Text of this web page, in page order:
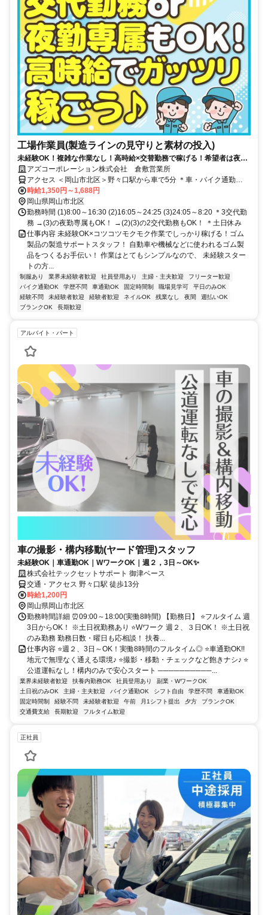
工場作業員(製造ラインの見守りと素材の投入)
未経験OK！複雑な作業なし！高時給×交替勤務で稼げる！希望者は夜勤
専属もOK！土日休み！
アズコーポレーション株式会社 倉敷営業所
アクセス ＜岡山市北区＞野々口駅から車で5分 ＊車・バイク通勤
OK（駐車場あり）
時給1,350円～1,688円
岡山県岡山市北区
勤務時間 (1)8:00～16:30 (2)16:05～24:25 (3)24:05～8:20 ＊3交代勤
務 →(3)の夜勤専属もOK！ →(2)(3)の2交代勤務もOK！ ＊土日休み
仕事内容 未経験OK×コツコツモクモク作業でしっかり稼げる！ゴム
製品の製造サポートスタッフ！ 自動車や機械などに使われるゴム製
品をつくるお手伝い！ 作業はとてもシンプルなので、 未経験スター
トの方...
制服あり 業界未経験者歓迎 社員登用あり 主婦・主夫歓迎
フリーター歓迎
バイク通勤OK
学歴不問 車通勤OK 固定時間制 職場見学可
平日のみOK
経験不問
未経験者歓迎 経験者歓迎 ネイルOK 残業なし 夜間
週払いOK
ブランクOK
長期歓迎
アルバイト・パート
車の撮影・構内移動(ヤード管理)スタッフ
未経験OK｜車通勤OK｜WワークOK｜週２，3日～OK✨
株式会社テックセットサポート 御津ベース
交通・アクセス 野々口駅 徒歩13分
時給1,200円
岡山県岡山市北区
勤務時間詳細 ⏰09:00～18:00(実働8時間) 【勤務日】 ⭐フルタイム 週
3日からOK！ ※土日祝勤務あり ⭐Wワーク 週２、３日OK！ ※土日祝
のみ勤務 勤務日数・曜日も応相談！ 扶養...
仕事内容 ⭐週２、3日～OK！実働8時間のフルタイム◎ ⭐車通勤OK!!
地元で無理なく通える環境♪ ⭐撮影・移動・チェックなど飽きナシ♪ ⭐
公道運転なし！構内のみで安心スタート ──────────...
業界未経験者歓迎 扶養内勤務OK 社員登用あり
副業・WワークOK
土日祝のみOK
主婦・主夫歓迎 バイク通勤OK シフト自由 学歴不問
車通勤OK
固定時間制
経験不問 未経験者歓迎 午前 月1シフト提出 夕方
ブランクOK
交通費支給
長期歓迎 フルタイム歓迎
正社員